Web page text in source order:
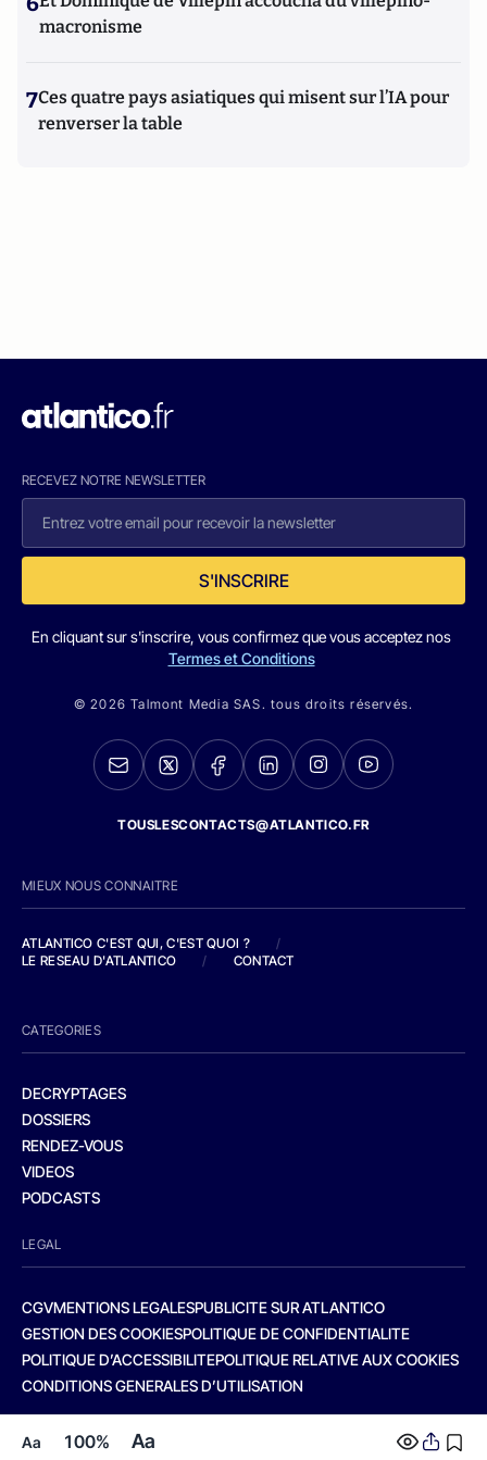
Aa 100% Aa
macronisme
7Ces quatre pays asiatiques qui misent sur l’IA pour
renverser la table
RECEVEZ NOTRE NEWSLETTER
S'INSCRIRE
En cliquant sur s'inscrire, vous confirmez que vous acceptez nos
Termes et Conditions
© 2026 Talmont Media SAS. tous droits réservés.
TOUSLESCONTACTS@ATLANTICO.FR
MIEUX NOUS CONNAITRE
ATLANTICO C'EST QUI, C'EST QUOI ?
/
LE RESEAU D'ATLANTICO
/ CONTACT
CATEGORIES
DECRYPTAGES
DOSSIERS
RENDEZ-VOUS
VIDEOS
PODCASTS
LEGAL
CGVMENTIONS LEGALESPUBLICITE SUR ATLANTICO
GESTION DES COOKIESPOLITIQUE DE CONFIDENTIALITE
POLITIQUE D’ACCESSIBILITEPOLITIQUE RELATIVE AUX COOKIES
CONDITIONS GENERALES D’UTILISATION